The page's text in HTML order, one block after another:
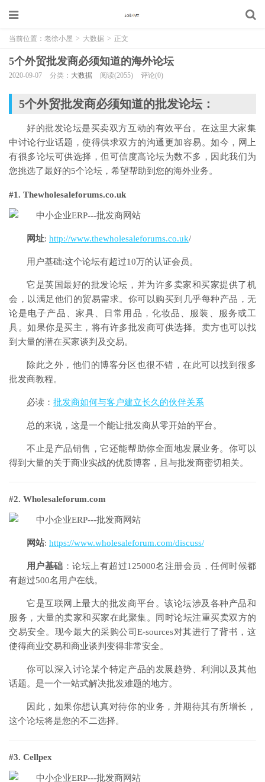
当前位置： 老徐小屋 > 大数据 > 正文
5个外贸批发商必须知道的海外论坛
2020-09-07 分类： 大数据 阅读(2055) 评论(0)
5个外贸批发商必须知道的批发论坛：
好的批发论坛是买卖双方互动的有效平台。在这里大家集
中讨论行业话题，使得供求双方的沟通更加容易。如今，网上
有很多论坛可供选择，但可信度高论坛为数不多，因此我们为
您挑选了最好的5个论坛，希望帮助到您的海外业务。
#1. Thewholesaleforums.co.uk
网址: http://www.thewholesaleforums.co.uk/
用户基础:这个论坛有超过10万的认证会员。
它是英国最好的批发论坛，并为许多卖家和买家提供了机
会，以满足他们的贸易需求。你可以购买到几乎每种产品，无
论是电子产品、家具、日常用品，化妆品、服装、服务或工
具。如果你是买主，将有许多批发商可供选择。卖方也可以找
到大量的潜在买家谈判及交易。
除此之外，他们的博客分区也很不错，在此可以找到很多
批发商教程。
必读： 批发商如何与客户建立长久的伙伴关系
总的来说，这是一个能让批发商从零开始的平台。
不止是产品销售，它还能帮助你全面地发展业务。你可以
得到大量的关于商业实战的优质博客，且与批发商密切相关。
#2. Wholesaleforum.com
网站: https://www.wholesaleforum.com/discuss/
用户基础 ：论坛上有超过125000名注册会员，任何时候都
有超过500名用户在线。
它是互联网上最大的批发商平台。该论坛涉及各种产品和
服务，大量的卖家和买家在此聚集。同时论坛注重买卖双方的
交易安全。现今最大的采购公司E-sources对其进行了背书，这
使得商业交易和商业谈判变得非常安全。
你可以深入讨论某个特定产品的发展趋势、利润以及其他
话题。是一个一站式解决批发难题的地方。
因此，如果你想认真对待你的业务，并期待其有所增长，
这个论坛将是您的不二选择。
#3. Cellpex